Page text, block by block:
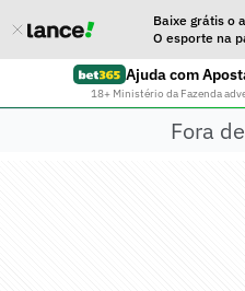
Baixe grátis o
O esporte na
Ajuda com
18+ Ministério da Fazenda
Fora